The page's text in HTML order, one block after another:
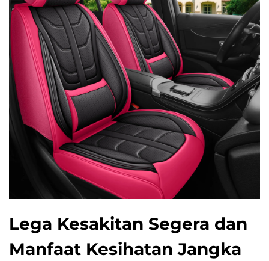
Lega Kesakitan Segera dan
Manfaat Kesihatan Jangka